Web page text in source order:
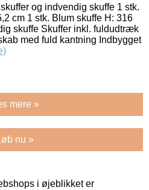
og indvendig skuffe 1 stk.
cm 1 stk. Blum skuffe H: 316
skuffe Skuffer inkl. fuldudtræk
med fuld kantning Indbygget
mere »
nu »
i øjeblikket er